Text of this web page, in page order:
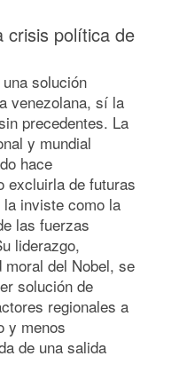
crisis política de
solución
venezolana, sí la
precedentes. La
y mundial
hace
excluirla de futuras
inviste como la
las fuerzas
liderazgo,
moral del Nobel, se
solución de
regionales a
y menos
de una salida